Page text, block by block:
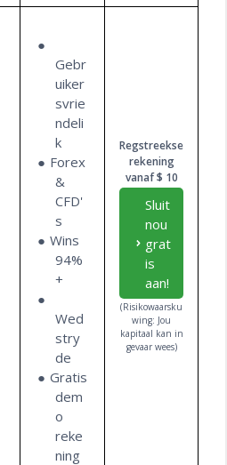
Gebr
uiker
svrie
ndeli
k
Forex
&
CFD'
s
Wins
94%
+
Wed
stry
de
Gratis
dem
o
reke
ning
Regstreekse
rekening
vanaf $ 10
Sluit
nou
grat
is
aan!
(Risikowaarsku
wing: Jou
kapitaal kan in
gevaar wees)